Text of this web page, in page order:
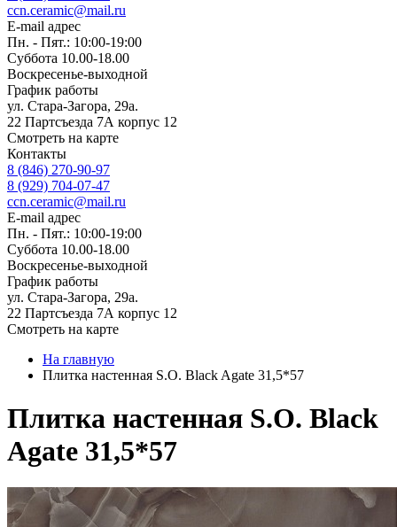
ccn.ceramic@mail.ru
E-mail адрес
Пн. - Пят.: 10:00-19:00
Суббота 10.00-18.00
Воскресенье-выходной
График работы
ул. Стара-Загора, 29а.
22 Партсъезда 7А корпус 12
Смотреть на карте
Контакты
8 (846) 270-90-97
8 (929) 704-07-47
ccn.ceramic@mail.ru
E-mail адрес
Пн. - Пят.: 10:00-19:00
Суббота 10.00-18.00
Воскресенье-выходной
График работы
ул. Стара-Загора, 29а.
22 Партсъезда 7А корпус 12
Смотреть на карте
На главную
Плитка настенная S.O. Black Agate 31,5*57
Плитка настенная S.O. Black
Agate 31,5*57